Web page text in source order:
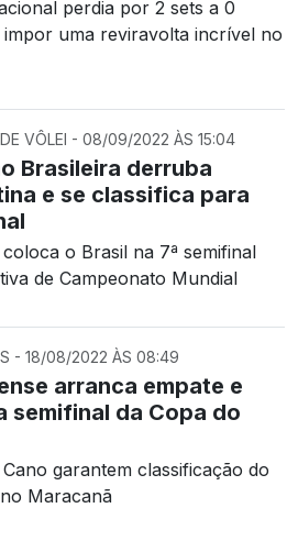
perdia por 2 sets a 0
impor uma reviravolta incrível no
VÔLEI - 08/09/2022 ÀS 15:04
Brasileira derruba
e se classifica para
o Brasil na 7ª semifinal
de Campeonato Mundial
- 18/08/2022 ÀS 08:49
arranca empate e
semifinal da Copa do
garantem classificação do
Maracanã